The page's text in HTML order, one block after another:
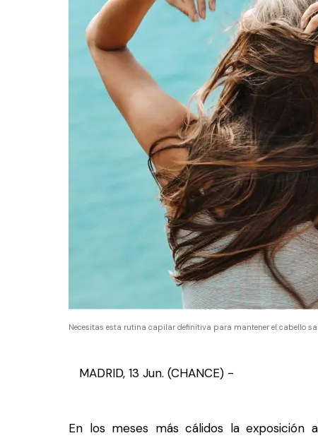
Necesitas esta rutina capilar definitiva para mantener el cabello
MADRID, 13 Jun. (CHANCE) -
En los meses más cálidos la